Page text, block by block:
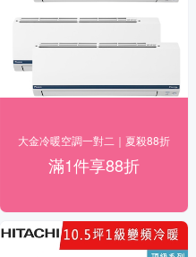
大金冷暖空調一對二｜夏殺88折
滿1件享88折